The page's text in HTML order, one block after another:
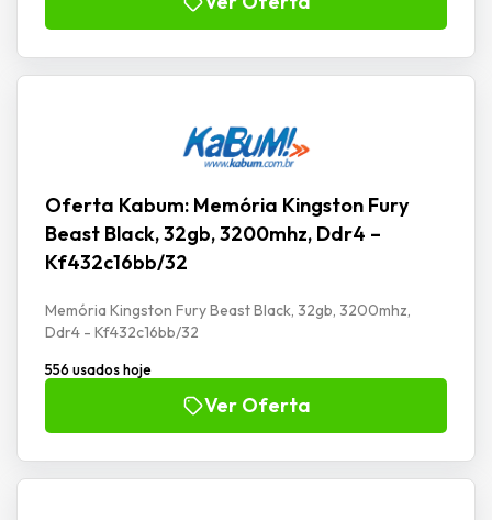
Oferta Kabum: Memória Kingston Fury
Beast Black, 32gb, 3200mhz, Ddr4 –
Kf432c16bb/32
Memória Kingston Fury Beast Black, 32gb, 3200mhz,
Ddr4 - Kf432c16bb/32
556 usados hoje
Ver Oferta